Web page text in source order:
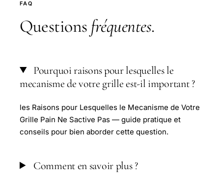
FAQ
Questions fréquentes.
Pourquoi raisons pour lesquelles le
mecanisme de votre grille est-il important ?
les Raisons pour Lesquelles le Mecanisme de Votre
Grille Pain Ne Sactive Pas — guide pratique et
conseils pour bien aborder cette question.
Comment en savoir plus ?